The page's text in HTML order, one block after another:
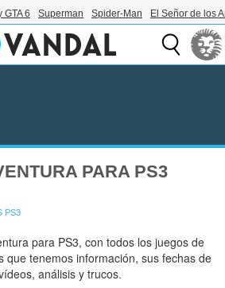
GTA 6 Superman Spider-Man El Señor de los
PARA PS3
PS3
para PS3, con todos los juegos de
que tenemos información, sus fechas de
análisis y trucos.